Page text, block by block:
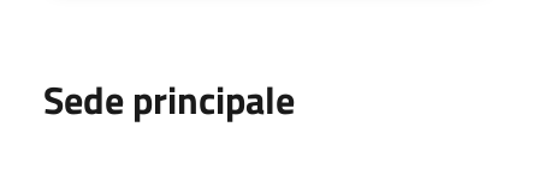
Sede principale